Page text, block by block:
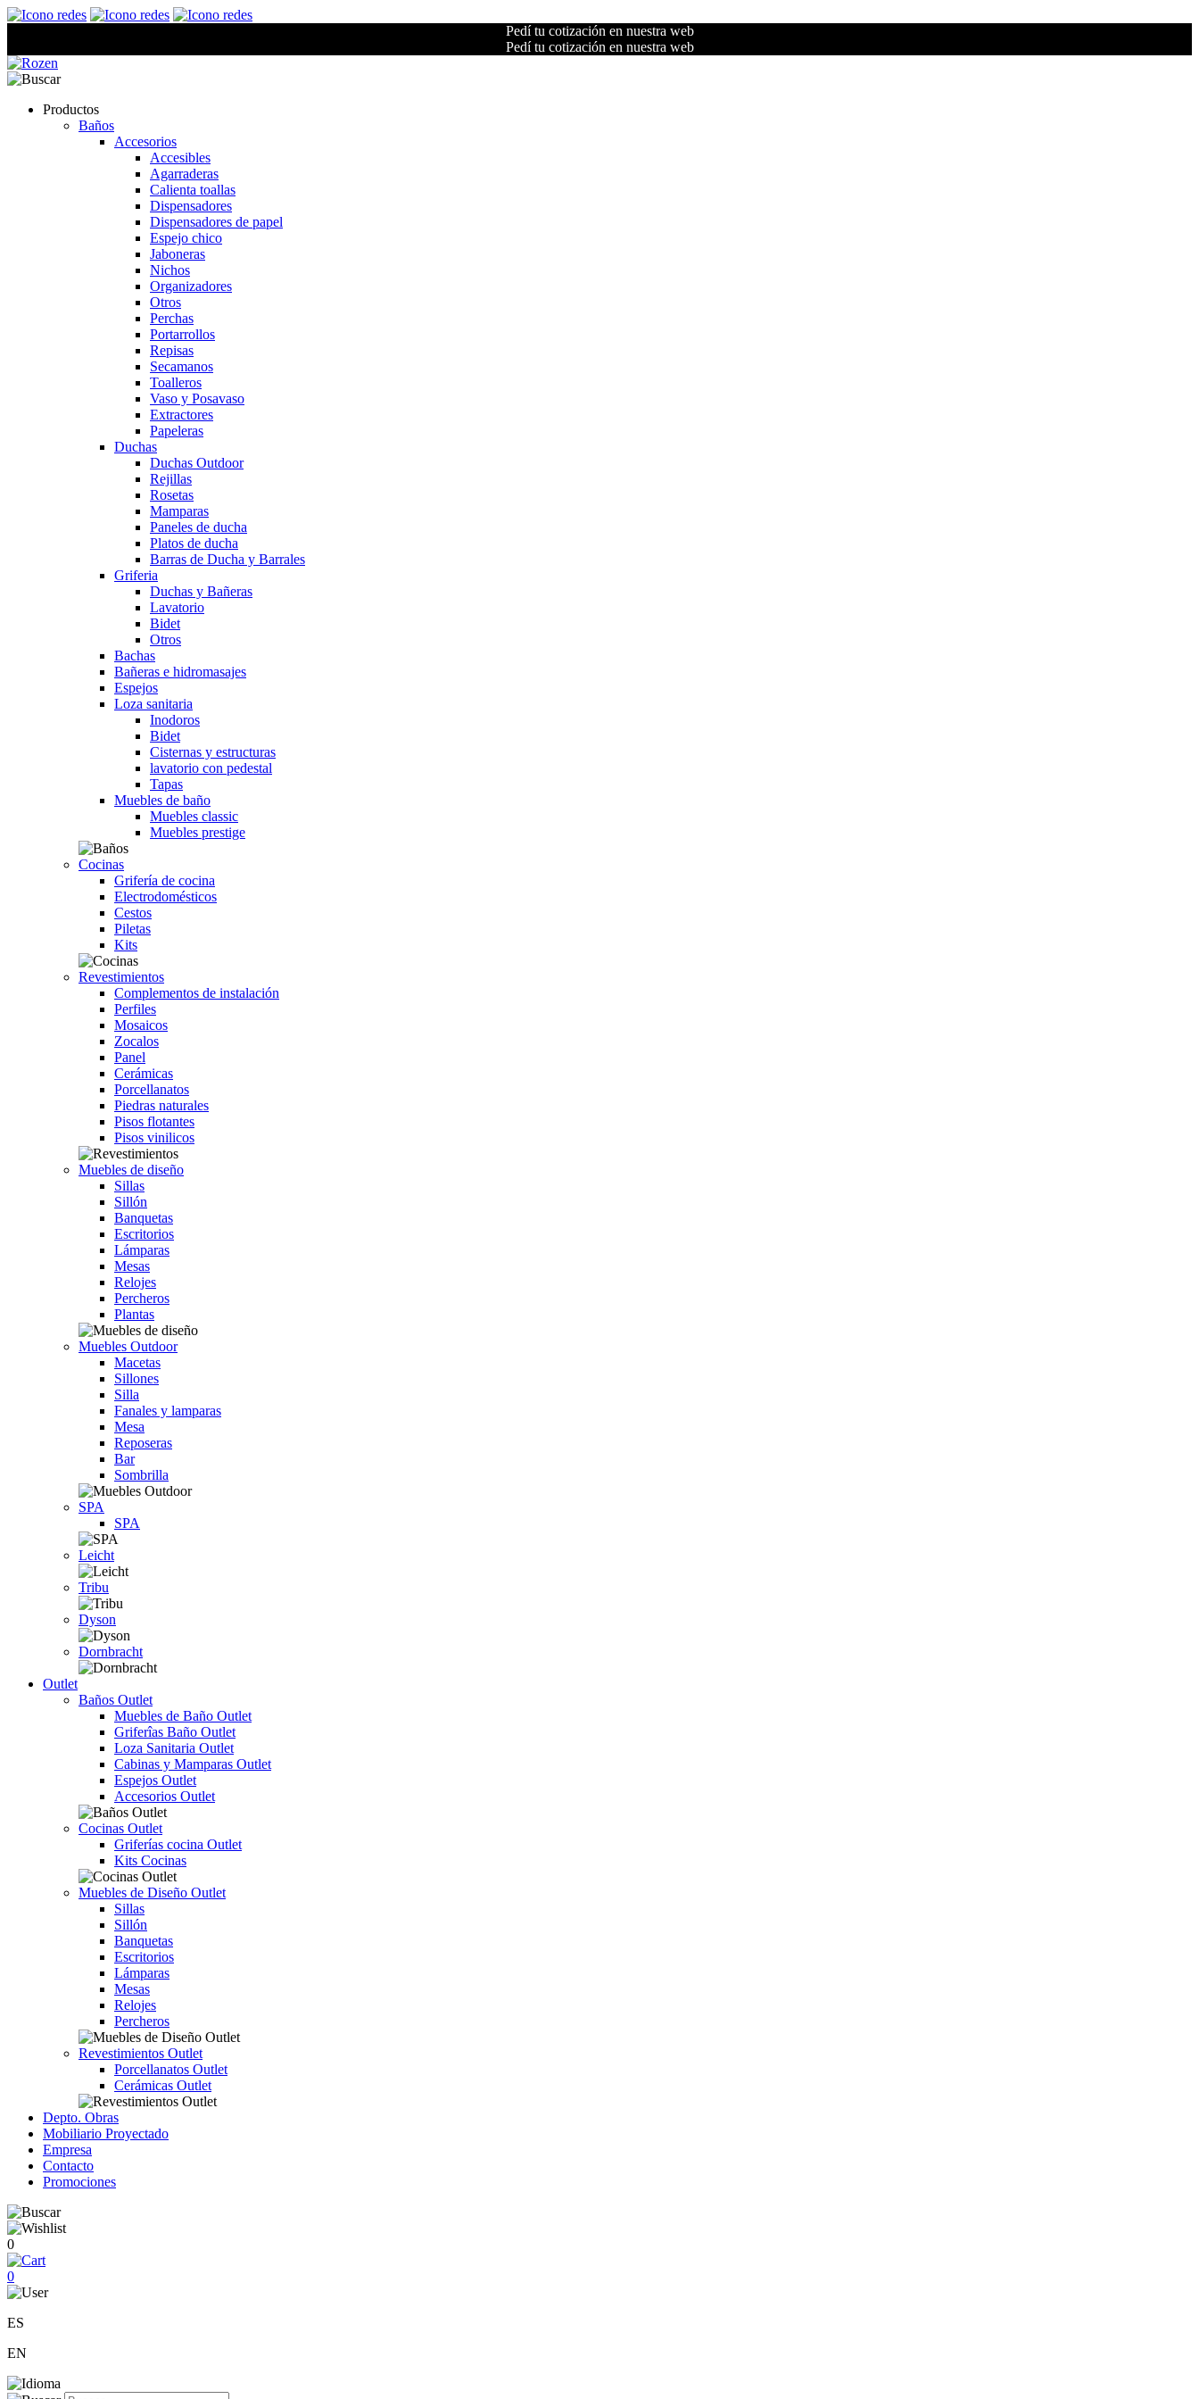
Pedí tu cotización en nuestra web
Pedí tu cotización en nuestra web
Productos
Baños
Accesorios
Accesibles
Agarraderas
Calienta toallas
Dispensadores
Dispensadores de papel
Espejo chico
Jaboneras
Nichos
Organizadores
Otros
Perchas
Portarrollos
Repisas
Secamanos
Toalleros
Vaso y Posavaso
Extractores
Papeleras
Duchas
Duchas Outdoor
Rejillas
Rosetas
Mamparas
Paneles de ducha
Platos de ducha
Barras de Ducha y Barrales
Griferia
Duchas y Bañeras
Lavatorio
Bidet
Otros
Bachas
Bañeras e hidromasajes
Espejos
Loza sanitaria
Inodoros
Bidet
Cisternas y estructuras
lavatorio con pedestal
Tapas
Muebles de baño
Muebles classic
Muebles prestige
Cocinas
Grifería de cocina
Electrodomésticos
Cestos
Piletas
Kits
Revestimientos
Complementos de instalación
Perfiles
Mosaicos
Zocalos
Panel
Cerámicas
Porcellanatos
Piedras naturales
Pisos flotantes
Pisos vinilicos
Muebles de diseño
Sillas
Sillón
Banquetas
Escritorios
Lámparas
Mesas
Relojes
Percheros
Plantas
Muebles Outdoor
Macetas
Sillones
Silla
Fanales y lamparas
Mesa
Reposeras
Bar
Sombrilla
SPA
SPA
Leicht
Tribu
Dyson
Dornbracht
Outlet
Baños Outlet
Muebles de Baño Outlet
Griferîas Baño Outlet
Loza Sanitaria Outlet
Cabinas y Mamparas Outlet
Espejos Outlet
Accesorios Outlet
Cocinas Outlet
Griferías cocina Outlet
Kits Cocinas
Muebles de Diseño Outlet
Sillas
Sillón
Banquetas
Escritorios
Lámparas
Mesas
Relojes
Percheros
Revestimientos Outlet
Porcellanatos Outlet
Cerámicas Outlet
Depto. Obras
Mobiliario Proyectado
Empresa
Contacto
Promociones
0
0
ES
EN